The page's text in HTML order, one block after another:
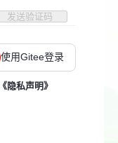
发送验证码
使用Gitee登录
《隐私声明》